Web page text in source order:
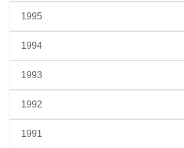
1995
1994
1993
1992
1991